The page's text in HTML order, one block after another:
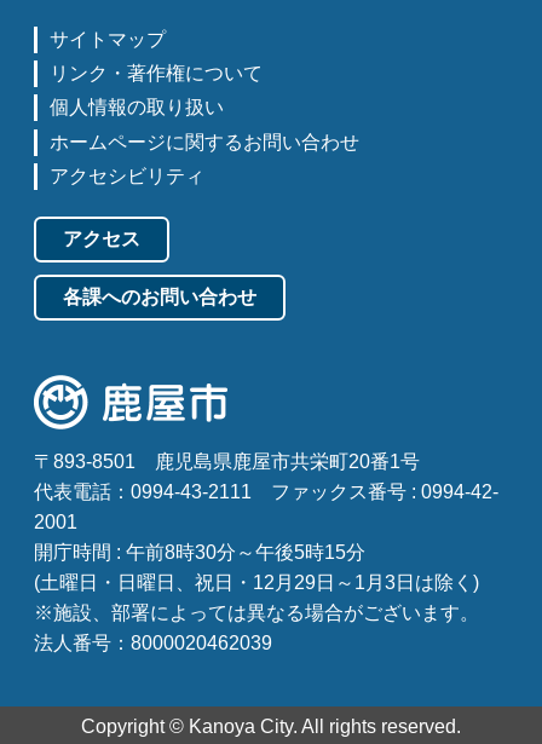
サイトマップ
リンク・著作権について
個人情報の取り扱い
ホームページに関するお問い合わせ
アクセシビリティ
アクセス
各課へのお問い合わせ
〒893-8501
鹿児島県鹿屋市共栄町20番1号
代表電話：0994-43-2111
ファックス番号 : 0994-42-
2001
開庁時間 : 午前8時30分～午後5時15分
(土曜日・日曜日、祝日・12月29日～1月3日は除く)
※施設、部署によっては異なる場合がございます。
法人番号：8000020462039
Copyright © Kanoya City. All rights reserved.